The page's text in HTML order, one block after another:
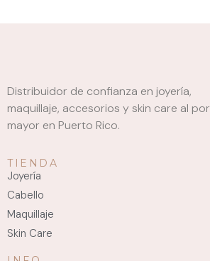
Distribuidor de confianza en joyería,
maquillaje, accesorios y skin care al por
mayor en Puerto Rico.
TIENDA
Joyería
Cabello
Maquillaje
Skin Care